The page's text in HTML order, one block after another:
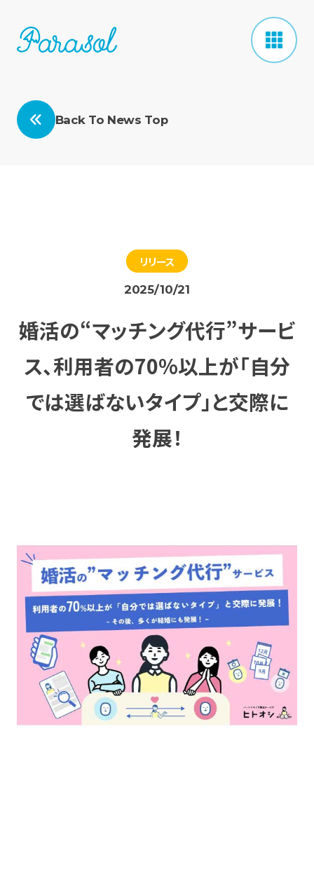
Back To News Top
リリース
2025/10/21
婚活の“マッチング代行”サービ
ス、利用者の70%以上が「自分
では選ばないタイプ」と交際に
発展！